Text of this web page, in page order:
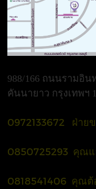
988/166 ถนนรามอิน
คันนายาว กรุงเทพฯ
0972133672 ฝ่าย
0850725293 คุณ
0818541406 คุณ